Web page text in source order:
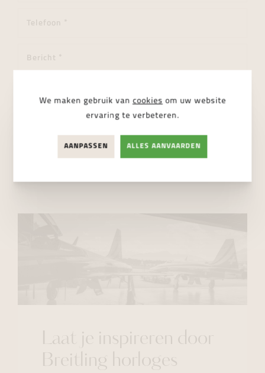
Ik ga akkoord met deprivacy regelgeving
Laat je inspireren door
Breitling horloges
We maken gebruik van cookies om uw website
ervaring te verbeteren.
AANPASSEN ALLES AANVAARDEN